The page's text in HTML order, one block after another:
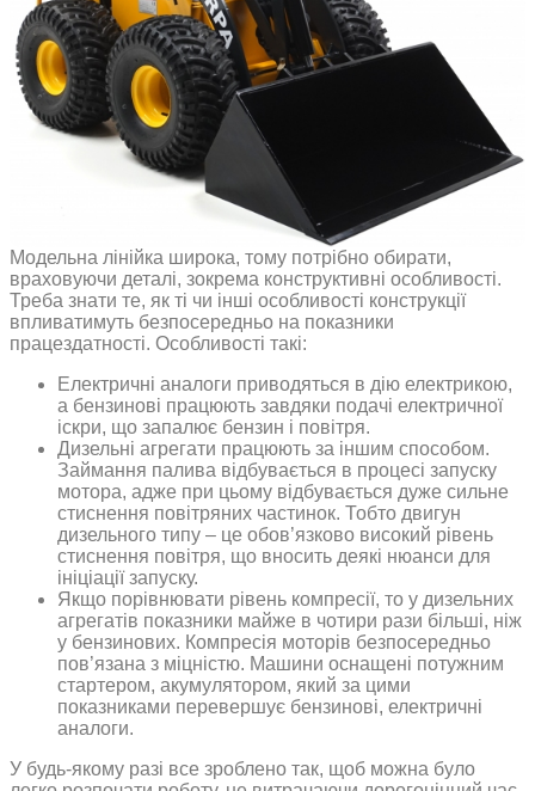
Модельна лінійка широка, тому потрібно обирати,
враховуючи деталі, зокрема конструктивні особливості.
Треба знати те, як ті чи інші особливості конструкції
впливатимуть безпосередньо на показники
працездатності. Особливості такі:
Електричні аналоги приводяться в дію електрикою,
а бензинові працюють завдяки подачі електричної
іскри, що запалює бензин і повітря.
Дизельні агрегати працюють за іншим способом.
Займання палива відбувається в процесі запуску
мотора, адже при цьому відбувається дуже сильне
стиснення повітряних частинок. Тобто двигун
дизельного типу – це обов’язково високий рівень
стиснення повітря, що вносить деякі нюанси для
ініціації запуску.
Якщо порівнювати рівень компресії, то у дизельних
агрегатів показники майже в чотири рази більші, ніж
у бензинових. Компресія моторів безпосередньо
пов’язана з міцністю. Машини оснащені потужним
стартером, акумулятором, який за цими
показниками перевершує бензинові, електричні
аналоги.
У будь-якому разі все зроблено так, щоб можна було